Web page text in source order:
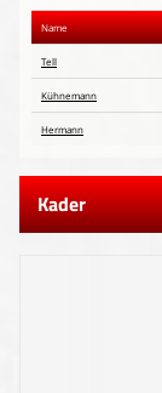
Name
Tell
Kühnemann
Hermann
Kader